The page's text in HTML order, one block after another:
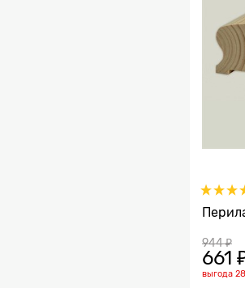
944 ₽
661
выгода